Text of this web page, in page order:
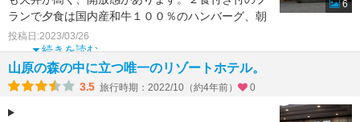
ランで夕食は国内産和牛１００％のハンバーグ、朝
食は和食でともに
続きを読む
投稿日:2023/03/26
6
山原の森の中に立つ唯一のリゾートホテル。
3.5 旅行時期：2022/10（約4年前） 0